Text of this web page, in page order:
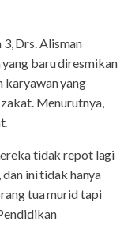
Drs. Alisman
baru diresmikan
karyawan yang
Menurutnya,
tidak repot lagi
ini tidak hanya
tua murid tapi